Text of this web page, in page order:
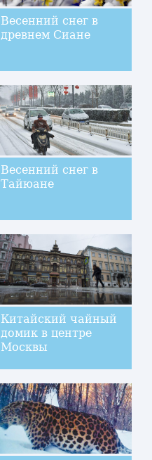
Весенний снег в
древнем Сиане
Весенний снег в
Тайюане
Китайский чайный
домик в центре
Москвы